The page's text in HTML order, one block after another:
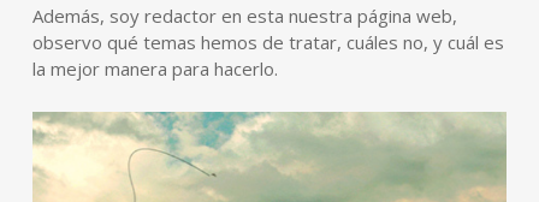
Además, soy redactor en esta nuestra página web,
observo qué temas hemos de tratar, cuáles no, y cuál es
la mejor manera para hacerlo.